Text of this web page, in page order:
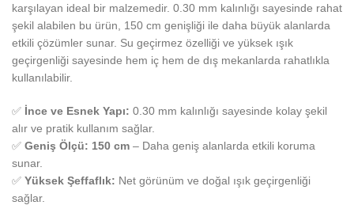
karşılayan ideal bir malzemedir. 0.30 mm kalınlığı sayesinde rahat
şekil alabilen bu ürün, 150 cm genişliği ile daha büyük alanlarda
etkili çözümler sunar. Su geçirmez özelliği ve yüksek ışık
geçirgenliği sayesinde hem iç hem de dış mekanlarda rahatlıkla
kullanılabilir.
✅ İnce ve Esnek Yapı: 0.30 mm kalınlığı sayesinde kolay şekil
alır ve pratik kullanım sağlar.
✅ Geniş Ölçü: 150 cm – Daha geniş alanlarda etkili koruma
sunar.
✅ Yüksek Şeffaflık: Net görünüm ve doğal ışık geçirgenliği
sağlar.